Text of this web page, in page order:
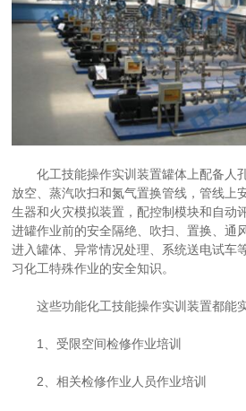
化工技能操作实训装置罐体上配备人孔
放空、蒸汽吹扫和氮气置换管线，管线上
生器和火灾模拟装置，配控制模块和自动
进罐作业前的安全隔绝、吹扫、置换、通
进入罐体、异常情况处理、系统送电试车
习化工特殊作业的安全知识。
这些功能化工技能操作实训装置都能实
1、受限空间检修作业培训
2、相关检修作业人员作业培训